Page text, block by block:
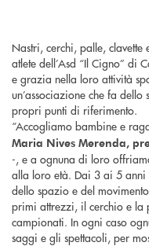
Nastri, cerchi, palle,
atlete dell’Asd “Il Cigno” di
e grazia nella loro attività
un’associazione che fa
propri punti di riferimento.
“Accogliamo bambine e
Maria Nives Merenda,
-, e a ognuna di loro
alla loro età. Dai 3 ai 5
dello spazio e del
primi attrezzi, il cerchio e
campionati. In ogni caso
saggi e gli spettacoli, per